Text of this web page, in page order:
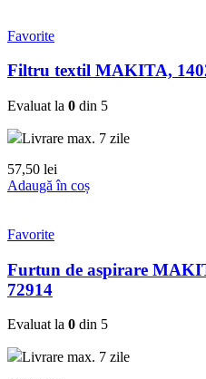
Favorite
Filtru textil MAKITA,
Evaluat la 0 din 5
Livrare max. 7 zile
57,50 lei
Adaugă în coș
Favorite
Furtun de aspirare
72914
Evaluat la 0 din 5
Livrare max. 7 zile